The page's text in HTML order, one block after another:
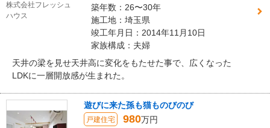
株式会社フレッシュ
ハウス
築年数：26〜30年
施工地：埼玉県
竣工年月日：2014年11月10日
家族構成：夫婦
天井の梁を見せ天井高に変化をもたせた事で、広くなった
LDKに一層開放感が生まれた。
遊びに来た孫も猫ものびのび
戸建住宅 980万円